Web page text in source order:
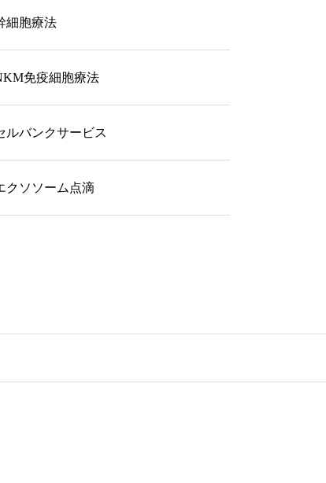
細胞療法
免疫細胞療法
ルバンクサービス
クソソーム点滴